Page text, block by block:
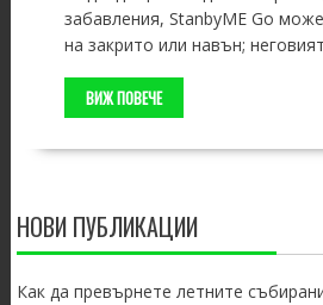
забавления, StanbyME Go
на закрито или навън;
ВИЖ ПОВЕЧЕ
НОВИ ПУБЛИКАЦИИ
Как да превърнете летните